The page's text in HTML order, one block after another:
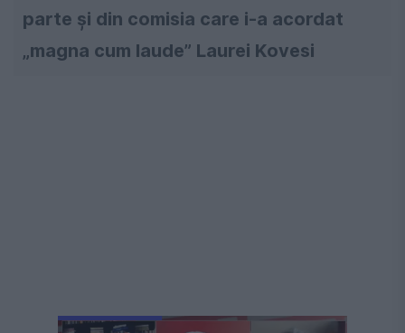
parte și din comisia care i-a acordat
„magna cum laude” Laurei Kovesi